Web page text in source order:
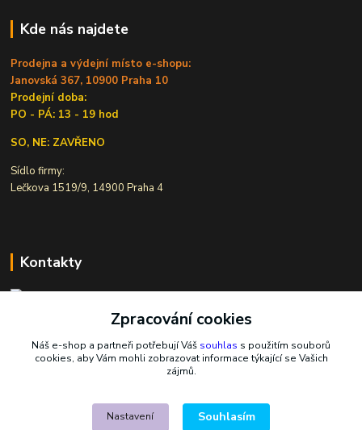
Kde nás najdete
Prodejna a výdejní místo e-shopu:
Janovská 367, 10900 Praha 10
Prodejní doba:
PO - PÁ: 13 - 19 hod
SO, NE: ZAVŘENO
Sídlo firmy:
Lečkova 1519/9, 14900 Praha 4
Kontakty
Ivana Šiková
+420 607 146 238
Po-Pá, 8-18 hod.
Zpracování cookies
Náš e-shop a partneři potřebují Váš souhlas s použitím souborů
cookies, aby Vám mohli zobrazovat informace týkající se Vašich
zájmů.
Nastavení Souhlasím